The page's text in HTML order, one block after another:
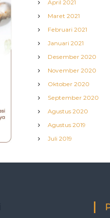
April 2021
Maret 2021
Februari 2021
Januari 2021
Desember 2020
November 2020
Oktober 2020
September 2020
Agustus 2020
Agustus 2019
Juli 2019